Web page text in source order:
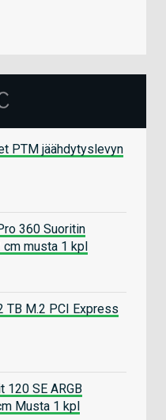
PTM jäähdytyslevyn
360 Suoritin
musta 1 kpl
TB M.2 PCI Express
120 SE ARGB
Musta 1 kpl